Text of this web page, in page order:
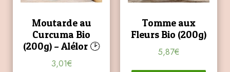
Moutarde au
Curcuma Bio
(200g) – Alélor 🕑
3,01€
Tomme aux
Fleurs Bio (200g)
5,87€